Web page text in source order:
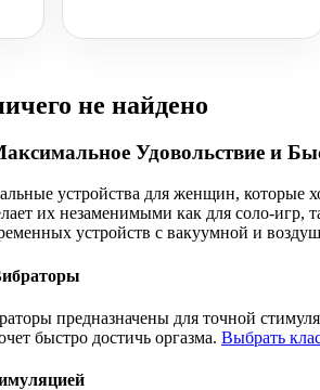
не найдено
Удовольствие и
устройства для женщин, которые
их незаменимыми как для соло-
устройств с вакуумной и
предназначены для точной
быстро достичь оргазма. Выбрать